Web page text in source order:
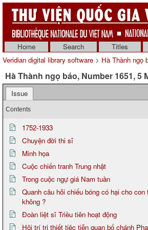
Home Search Titles
Veridian digital library software > Hà Thành ngọ
Hà Thành ngọ báo, Number 1651, 5
Issue
Contents
1752-1933
Chuyện đời thi sĩ
Minh họa
Cuộc chiến tranh Trung nhật
Trong cuộc ngự giá Nam tuần
Quanh câu hỏi chiếu bóng có hại cho con
không ?
Đoàn liệt sĩ Triều tiên hoạt động
Hội trí tri thiết tiệc tiễn quan bố chánh